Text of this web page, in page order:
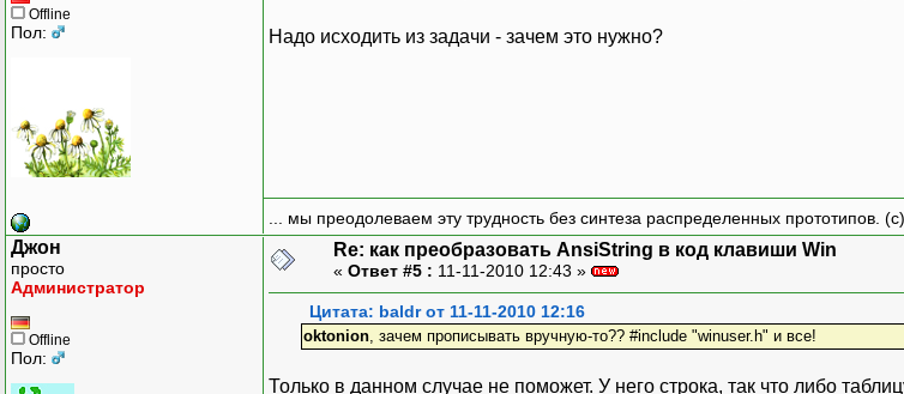
Offline
Пол: Надо исходить из задачи - зачем это нужно?
... мы преодолеваем эту трудность без синтеза распределенных прототипов.
Джон
просто
Администратор
Offline
Пол:
Re: как преобразовать AnsiString в код клавиши Win
« Ответ #5 : 11-11-2010 12:43 »
Цитата: baldr от 11-11-2010 12:16
oktonion, зачем прописывать вручную-то?? #include "winuser.h" и все!
Только в данном случае не поможет. У него строка, так что либо